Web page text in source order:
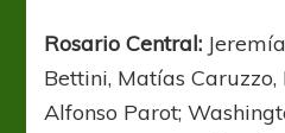
Rosario Central:
Bettini, Matías
Alfonso Parot;